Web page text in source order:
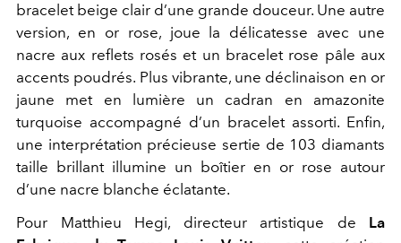
bracelet beige clair d’une grande douceur. Une autre
version, en or rose, joue la délicatesse avec une
nacre aux reflets rosés et un bracelet rose pâle aux
accents poudrés. Plus vibrante, une déclinaison en or
jaune met en lumière un cadran en amazonite
turquoise accompagné d’un bracelet assorti. Enfin,
une interprétation précieuse sertie de 103 diamants
taille brillant illumine un boîtier en or rose autour
d’une nacre blanche éclatante.
Pour Matthieu Hegi, directeur artistique de La